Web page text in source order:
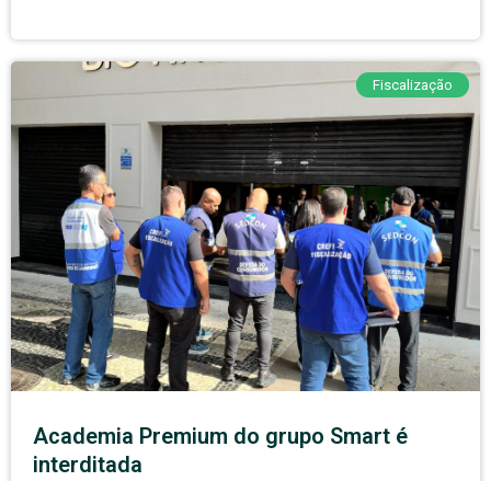
Fiscalização
Academia Premium do grupo Smart é
interditada